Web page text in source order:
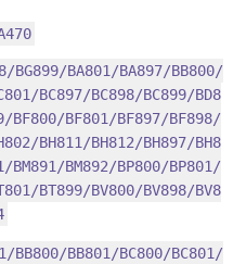
BG899/BA801/BA897/BB800/
BC897/BC898/BC899/BD8
BF800/BF801/BF897/BF898/
BH811/BH812/BH897/BH8
BM892/BP800/BP801/
BT899/BV800/BV898/BV8
BB800/BB801/BC800/BC801/